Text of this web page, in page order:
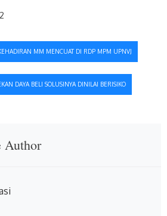
MM MENCUAT DI RDP MPM UPNVJ
DAYA BELI SOLUSINYA DINILAI BERISIKO
Author